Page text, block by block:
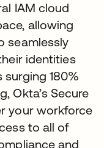
IAM cloud
allowing
seamlessly
identities
180%
Okta’s Secure
your workforce
to all of
and